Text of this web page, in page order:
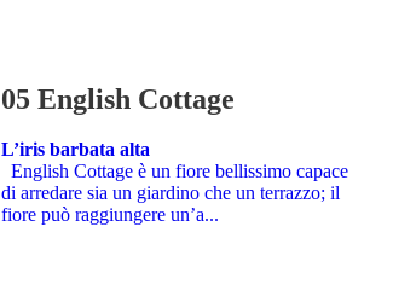
05 English Cottage
L’iris barbata alta
English Cottage è un fiore bellissimo capace
di arredare sia un giardino che un terrazzo; il
fiore può raggiungere un’a...